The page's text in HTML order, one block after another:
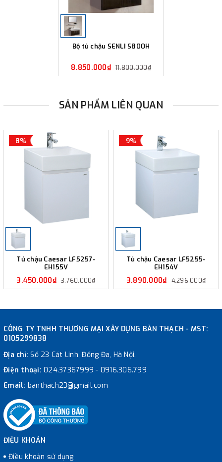
Bộ tủ chậu SENLI S800H
8.850.000₫ 11.800.000₫
SẢN PHẨM LIÊN QUAN
8%
Tủ chậu Caesar LF5257-
EH155V
3.450.000₫ 3.760.000₫
9%
Tủ chậu Caesar LF5255-
EH154V
3.890.000₫ 4.296.000₫
CÔNG TY TNHH THƯƠNG MẠI XÂY DỰNG BÀN THẠCH - MST:
0105299838
Địa chỉ:Số 23 Cát Linh, Đống Đa, Hà Nội.
Điện thoại: 024.37367999 - 0916.306.799
Email: banthach23@gmail.com
ĐIỀU KHOẢN
Điều khoản sử dụng